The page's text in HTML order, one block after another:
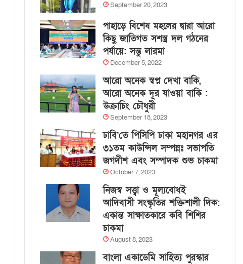
September 20, 2023
পাহাড়ে বিশেষ মহলের দ্বারা আরো
কিছু জাতিগত সশস্ত্র দল গঠনের
পর্যায়ে: সন্তু লারমা
December 5, 2022
আরো অনেক স্বপ্ন দেখা বাকি,
আরো অনেক দূর যাওয়া বাকি :
উক্রাচিং চৌধুরী
September 18, 2023
ঢাবি’তে পিসিপি ঢাকা মহানগর এর
৩১তম কাউন্সিল সম্পন্নঃ সভাপতি
জগদীশ এবং সম্পাদক শুভ চাকমা
October 7, 2023
নিজস্ব সত্ত্বা ও মূল্যবোধই
আদিবাসী সংস্কৃতির শক্তিশালী দিক:
একান্ত সাক্ষাতকারে কবি শিশির
চাকমা
August 8, 2023
বাংলা একাডেমি সাহিত্য পুরস্কার